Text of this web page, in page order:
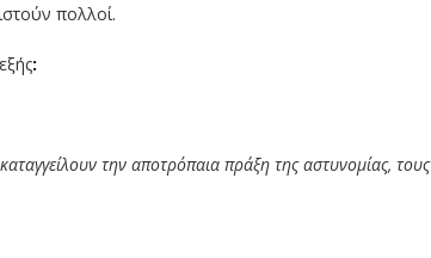
πολλοί.
:
την αποτρόπαια πράξη της αστυνομίας, τους